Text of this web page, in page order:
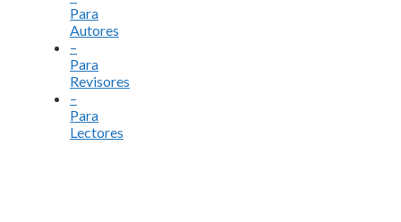
Para
Autores
–
Para
Revisores
–
Para
Lectores